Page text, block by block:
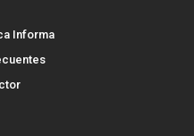
Informa